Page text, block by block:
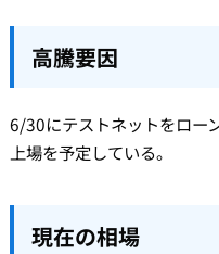
高騰要因
6/30にテストネットをロー
上場を予定している。
現在の相場